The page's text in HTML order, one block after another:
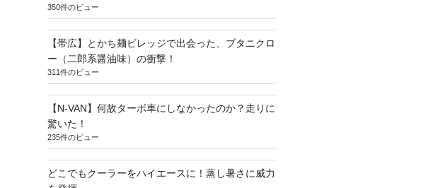
350件のビュー
【帯広】とかち麺ビレッジで出会った、ブタニクロ
ー（二郎系醤油味）の衝撃！
311件のビュー
【N-VAN】何故ターボ車にしなかったのか？走りに
驚いた！
235件のビュー
どこでもクーラーをハイエースに！蒸し暑さに威力